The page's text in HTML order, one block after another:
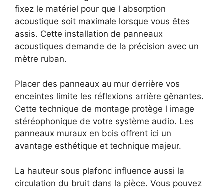
fixez le matériel pour que l absorption
acoustique soit maximale lorsque vous êtes
assis. Cette installation de panneaux
acoustiques demande de la précision avec un
mètre ruban.
Placer des panneaux au mur derrière vos
enceintes limite les réflexions arrière gênantes.
Cette technique de montage protège l image
stéréophonique de votre système audio. Les
panneaux muraux en bois offrent ici un
avantage esthétique et technique majeur.
La hauteur sous plafond influence aussi la
circulation du bruit dans la pièce. Vous pouvez